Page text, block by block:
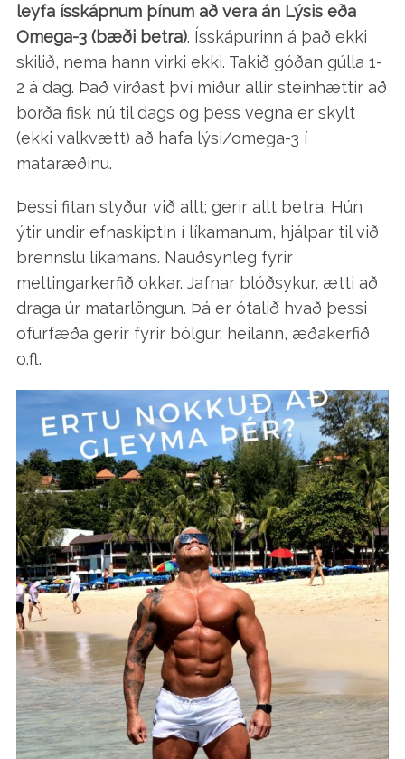
leyfa ísskápnum þínum að vera án Lýsis eða
Omega-3 (bæði betra). Ísskápurinn á það ekki
skilið, nema hann virki ekki. Takið góðan gúlla 1-
2 á dag. Það virðast því miður allir steinhættir að
borða fisk nú til dags og þess vegna er skylt
(ekki valkvætt) að hafa lýsi/omega-3 í
mataræðinu.
Þessi fitan styður við allt; gerir allt betra. Hún
ýtir undir efnaskiptin í líkamanum, hjálpar til við
brennslu líkamans. Nauðsynleg fyrir
meltingarkerfið okkar. Jafnar blóðsykur, ætti að
draga úr matarlöngun. Þá er ótalið hvað þessi
ofurfæða gerir fyrir bólgur, heilann, æðakerfið
o.fl.